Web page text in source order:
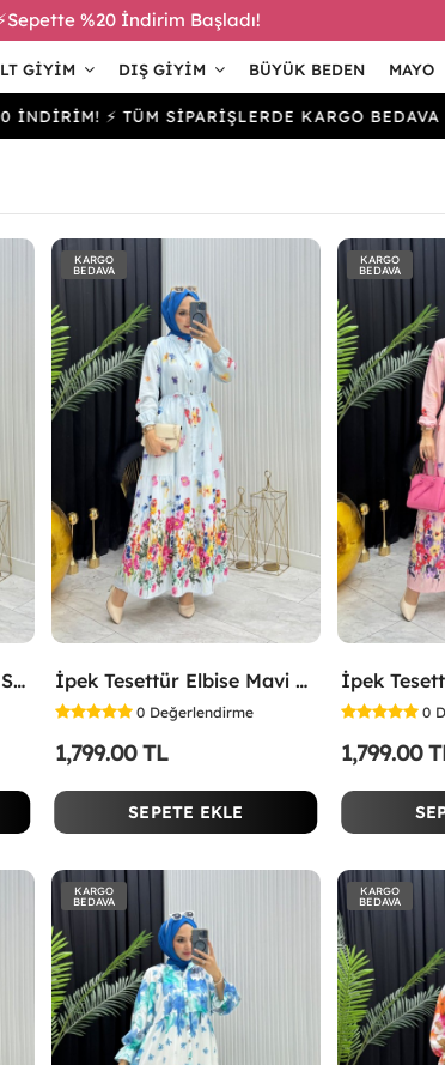
%20 İndirim Başladı!
GIYIM DIŞ GIYIM BÜYÜK BEDEN MAYO
⚡ TÜM SİPARİŞLERDE KARGO BEDAVA
İpek Tesettür Elbise Sarı Sarı
KARGO
BEDAVA
İpek Tesettür Elbise Mavi Mavi
0 Değerlendirme
1,799.00 TL
SEPETE EKLE
KARGO
BEDAVA
0
1,799.00
KARGO
BEDAVA
KARGO
BEDAVA